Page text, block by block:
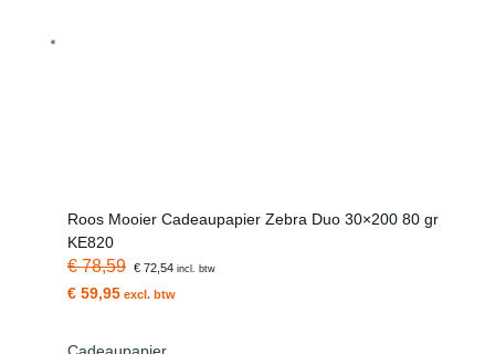
Roos Mooier Cadeaupapier Zebra Duo 30×200 80 gr
KE820
€ 78,59 € 72,54incl. btw
€ 59,95 excl. btw